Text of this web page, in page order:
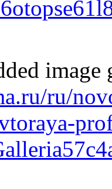
ru/